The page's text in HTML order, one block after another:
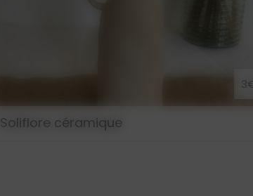
3€
Soliflore céramique